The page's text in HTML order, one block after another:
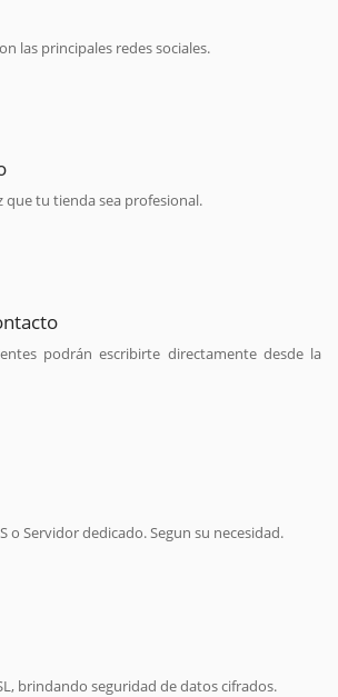
las principales redes sociales.
que tu tienda sea profesional.
podrán escribirte directamente desde la
o Servidor dedicado. Segun su necesidad.
brindando seguridad de datos cifrados.